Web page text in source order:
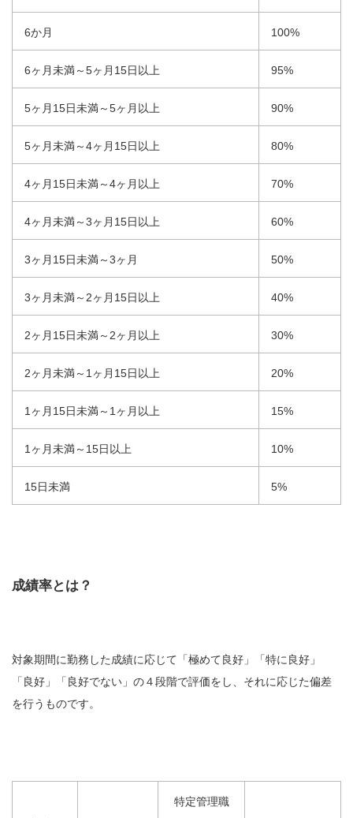
6か月 100%
6ヶ月未満～5ヶ月15日以上 95%
5ヶ月15日未満～5ヶ月以上 90%
5ヶ月未満～4ヶ月15日以上 80%
4ヶ月15日未満～4ヶ月以上 70%
4ヶ月未満～3ヶ月15日以上 60%
3ヶ月15日未満～3ヶ月 50%
3ヶ月未満～2ヶ月15日以上 40%
2ヶ月15日未満～2ヶ月以上 30%
2ヶ月未満～1ヶ月15日以上 20%
1ヶ月15日未満～1ヶ月以上 15%
1ヶ月未満～15日以上 10%
15日未満 5%
成績率とは？
対象期間に勤務した成績に応じて「極めて良好」「特に良好」
「良好」「良好でない」の４段階で評価をし、それに応じた偏差
を行うものです。
特定管理職